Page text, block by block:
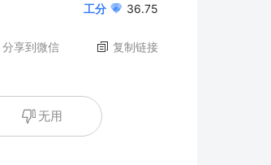
工分 36.75
复制链接
分享到微信
无用